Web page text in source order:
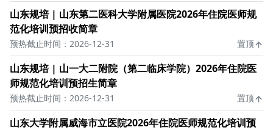
山东规培 | 山东第二医科大学附属医院2026年住院医师规
范化培训预招收简章
预热截止时间：2026-12-31 置顶
山东规培 | 山一大二附院（第二临床学院）2026年住院医
师规范化培训预招生简章
预热截止时间：2026-12-31 置顶
山东大学附属威海市立医院2026年住院医师规范化培训预